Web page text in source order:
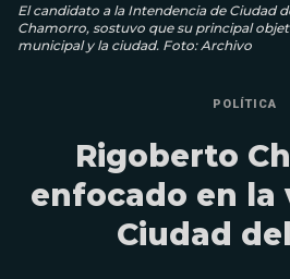
El candidato a la Intendencia de Ciudad
Chamorro, sostuvo que su principal
municipal y la ciudad. Foto: Archivo
POLÍTICA
Rigoberto
enfocado en la
Ciudad